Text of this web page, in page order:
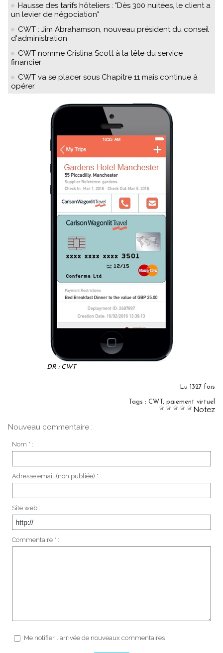
Hausse des tarifs hôteliers : "Dès 300 nuitées, le client a
un levier de négociation"
CWT : Jim Abrahamson, nouveau président du conseil
d'administration
CWT nomme Cristina Scott à la tête du service
financier
CWT va se placer sous Chapitre 11 mais continue à
opérer
DR : CWT
Lu 1327 fois
Tags : CWT paiement virtuel
Notez
Nouveau commentaire :
Nom * :
Adresse email (non publiée) * :
Site web :
Commentaire * :
Me notifier l'arrivée de nouveaux commentaires